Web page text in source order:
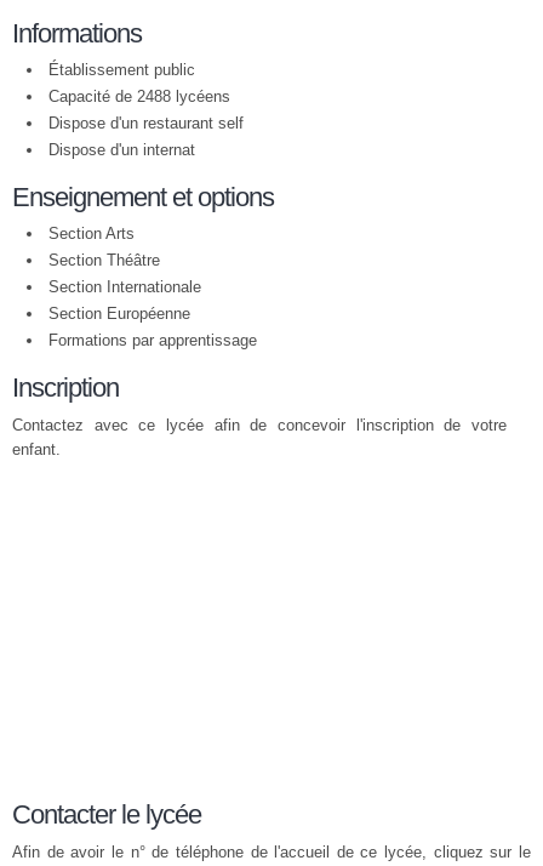
Informations
Établissement public
Capacité de 2488 lycéens
Dispose d'un restaurant self
Dispose d'un internat
Enseignement et options
Section Arts
Section Théâtre
Section Internationale
Section Européenne
Formations par apprentissage
Inscription
Contactez avec ce lycée afin de concevoir l'inscription de votre
enfant.
Contacter le lycée
Afin de avoir le n° de téléphone de l'accueil de ce lycée, cliquez sur le